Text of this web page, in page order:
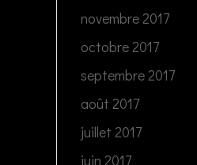
novembre 2017
octobre 2017
septembre 2017
août 2017
juillet 2017
juin 2017